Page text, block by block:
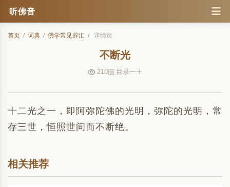
听佛音
首页 / 词典 / 佛学常见辞汇 / 详情页
不断光
210 目录
十二光之一，即阿弥陀佛的光明，弥陀的光明，常
存三世，恒照世间而不断绝。
相关推荐